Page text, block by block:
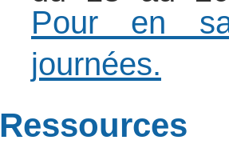
Pour en
journées.
Ressources